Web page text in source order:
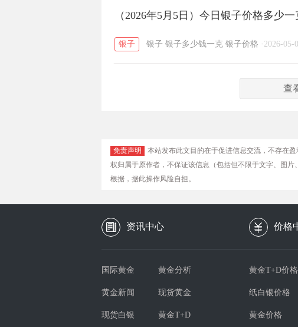
（2026年5月5日）今日银子价格多少
银子 银子 银子多少钱一克 银子价格 · 2026-05-
查
免责声明
本站发布此文目的在于促进信息交流，不存在
权归属于原作者，不保证该信息（包括但不限于文字、图
根据，据此操作风险自担。
资讯中心 价格
国际黄金 黄金分析
黄金新闻 现货黄金
现货白银 黄金T+D
黄金T+D价格
纸白银价格
黄金价格